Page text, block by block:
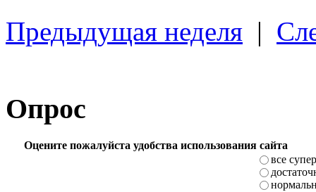
Предыдущая неделя |
Опрос
Оцените пожалуйста удобства использования сайта
все супер